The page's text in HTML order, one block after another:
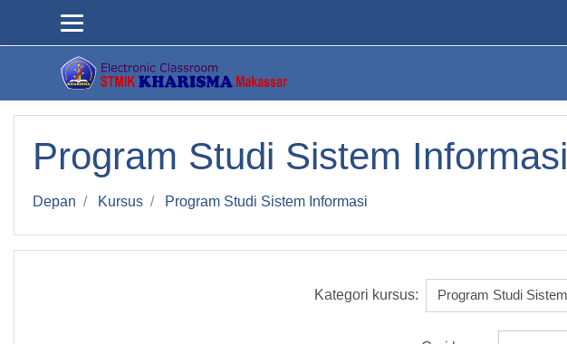
Program Studi Sistem Informasi
Depan Kursus Program Studi Sistem Informasi
Kategori kursus: